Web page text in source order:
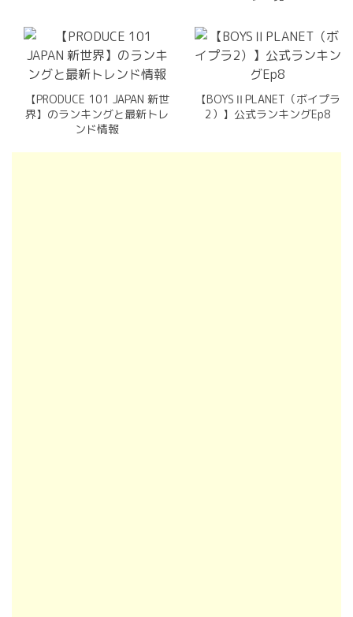
【PRODUCE 101 JAPAN 新世
界】のランキングと最新トレ
ンド情報
【BOYSⅡPLANET（ボイプラ
2）】公式ランキングEp8